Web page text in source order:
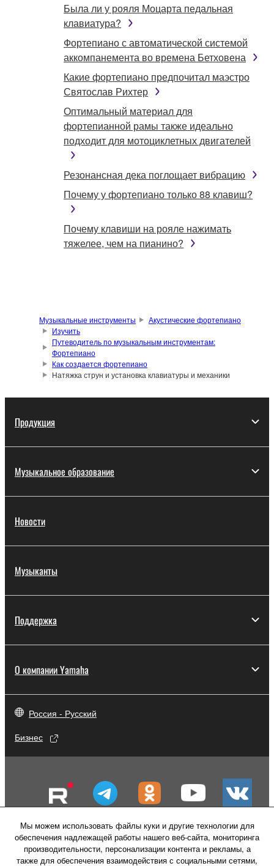
Была ли у рояля Моцарта педальная
клавиатура?
Фортепиано с автоматической системой
аккомпанемента во времена Бетховена
Какие фортепиано предпочитал маэстро
Святослав Рихтер
Оптимальный материал для
фортепианной рамы также идеально
подходит для мотоциклетных двигателей
Резонансная дека поглощает вибрацию
Почему у фортепиано только 88 клавиш?
Почему клавиши на рояле нажимать
тяжелее, чем на пианино?
Музыкальные инструменты
Акустические фортепиано
Изучить
Путеводитель по музыкальным инструментам:
Фортепиано
Как создается фортепиано
Натяжка струн и установка клавиатуры и механики
Продукция
Музыкальное образование
Новости
Музыканты
Поддержка
О компании Yamaha
Россия - Русский
Бизнес
Мы можем использовать файлы куки и другие технологии для
обеспечения надлежащей работы нашего веб-сайта, мониторинга
производительности, персонализации контента и рекламы, а
также для обеспечения взаимодействия с социальными сетями,